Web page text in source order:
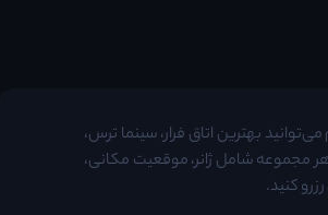
بهترین اتاق فرار، سینما ترس،
مجموعه شامل ژانر، موقعیت مکانی،
کنید.